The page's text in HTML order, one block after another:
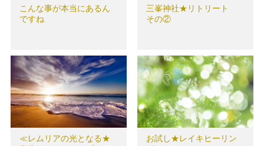
こんな事が本当にあるん
ですね
三峯神社★リトリート
その②
≪レムリアの光となる★
お試し★レイキヒーリン